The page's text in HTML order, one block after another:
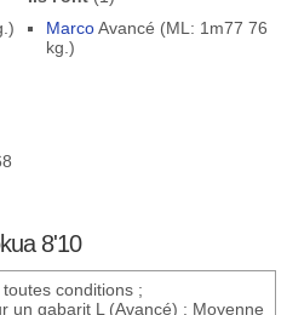
MarcoAvancé (ML: 1m77 76
kg.)
8'10
conditions ;
un gabarit L (Avancé) : Moyenne